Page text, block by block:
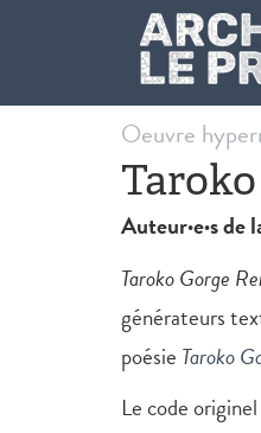
Aller au contenu principal
Oeuvre
Auteur·e·s de
Taroko Gorge
générateurs
poésie Taroko
Le code